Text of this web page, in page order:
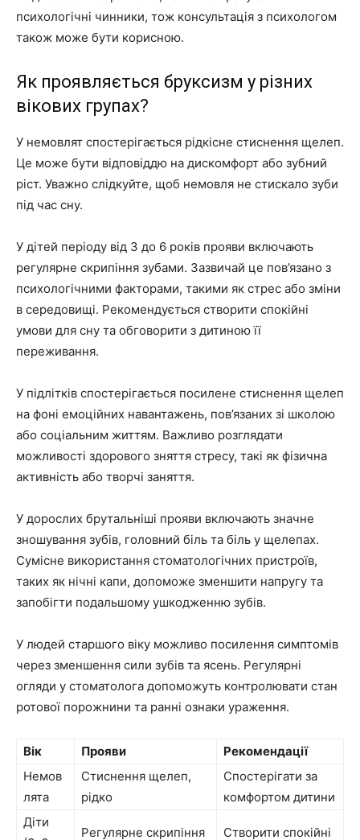
психологічні чинники, тож консультація з психологом
також може бути корисною.
Як проявляється бруксизм у різних
вікових групах?
У немовлят спостерігається рідкісне стиснення щелеп.
Це може бути відповіддю на дискомфорт або зубний
ріст. Уважно слідкуйте, щоб немовля не стискало зуби
під час сну.
У дітей періоду від 3 до 6 років прояви включають
регулярне скрипіння зубами. Зазвичай це пов’язано з
психологічними факторами, такими як стрес або зміни
в середовищі. Рекомендується створити спокійні
умови для сну та обговорити з дитиною її
переживання.
У підлітків спостерігається посилене стиснення щелеп
на фоні емоційних навантажень, пов’язаних зі школою
або соціальним життям. Важливо розглядати
можливості здорового зняття стресу, такі як фізична
активність або творчі заняття.
У дорослих брутальніші прояви включають значне
зношування зубів, головний біль та біль у щелепах.
Сумісне використання стоматологічних пристроїв,
таких як нічні капи, допоможе зменшити напругу та
запобігти подальшому ушкодженню зубів.
У людей старшого віку можливо посилення симптомів
через зменшення сили зубів та ясень. Регулярні
огляди у стоматолога допоможуть контролювати стан
ротової порожнини та ранні ознаки ураження.
Вік Прояви
Рекомендації
Немов
лята
Стиснення щелеп,
рідко
Спостерігати за
комфортом дитини
Діти
Регулярне скрипіння
Створити спокійні